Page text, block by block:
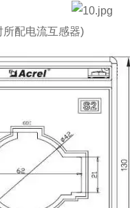
配电流互感器)